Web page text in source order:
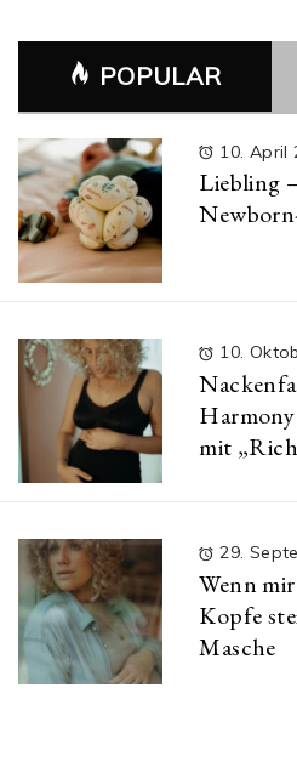
POPULAR
10. April
Liebling
10.
mit
29.
Wenn
Kopfe
Masche